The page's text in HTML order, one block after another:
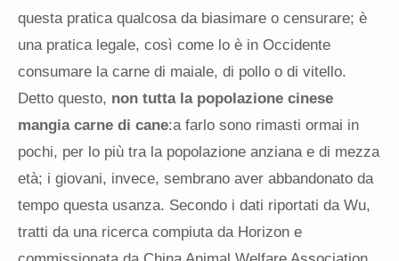
questa pratica qualcosa da biasimare o censurare; è
una pratica legale, così come lo è in Occidente
consumare la carne di maiale, di pollo o di vitello.
Detto questo, non tutta la popolazione cinese
mangia carne di cane:a farlo sono rimasti ormai in
pochi, per lo più tra la popolazione anziana e di mezza
età; i giovani, invece, sembrano aver abbandonato da
tempo questa usanza. Secondo i dati riportati da Wu,
tratti da una ricerca compiuta da Horizon e